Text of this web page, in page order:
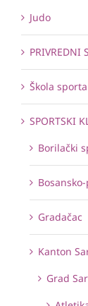
Judo
PRIVREDNI
Škola sporta
SPORTSKI
Borilački
Gradačac
Kanton
Grad